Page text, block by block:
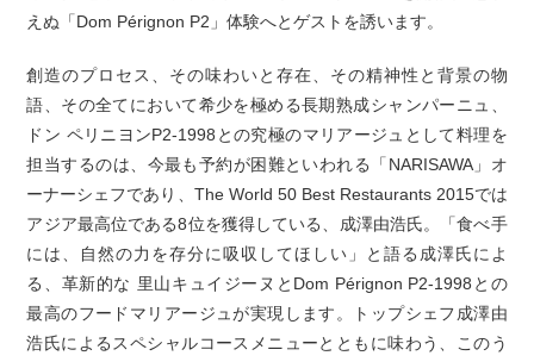
えぬ「Dom Pérignon P2」体験へとゲストを誘います。
創造のプロセス、その味わいと存在、その精神性と背景の物
語、その全てにおいて希少を極める長期熟成シャンパーニュ、
ドン ペリニヨンP2-1998との究極のマリアージュとして料理を
担当するのは、今最も予約が困難といわれる「NARISAWA」オ
ーナーシェフであり、The World 50 Best Restaurants 2015では
アジア最高位である8位を獲得している、成澤由浩氏。「食べ手
には、自然の力を存分に吸収してほしい」と語る成澤氏によ
る、革新的な 里山キュイジーヌとDom Pérignon P2-1998との
最高のフードマリアージュが実現します。トップシェフ成澤由
浩氏によるスペシャルコースメニューとともに味わう、このう